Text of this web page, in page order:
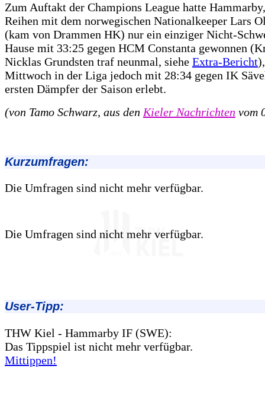
Zum Auftakt der Champions League hatte
Reihen mit dem norwegischen Nationalkeeper Lars
(kam von Drammen HK) nur ein einziger Nicht-
Hause mit 33:25 gegen HCM Constanta gewonnen
Nicklas Grundsten traf neunmal, siehe Extra-Bericht
Mittwoch in der Liga jedoch mit 28:34 gegen IK
ersten Dämpfer der Saison erlebt.
(von Tamo Schwarz, aus denKieler Nachrichten vom
Kurzumfragen:
Die Umfragen sind nicht mehr verfügbar.
Die Umfragen sind nicht mehr verfügbar.
User-Tipp:
THW Kiel - Hammarby IF (SWE):
Das Tippspiel ist nicht mehr verfügbar.
Mittippen!